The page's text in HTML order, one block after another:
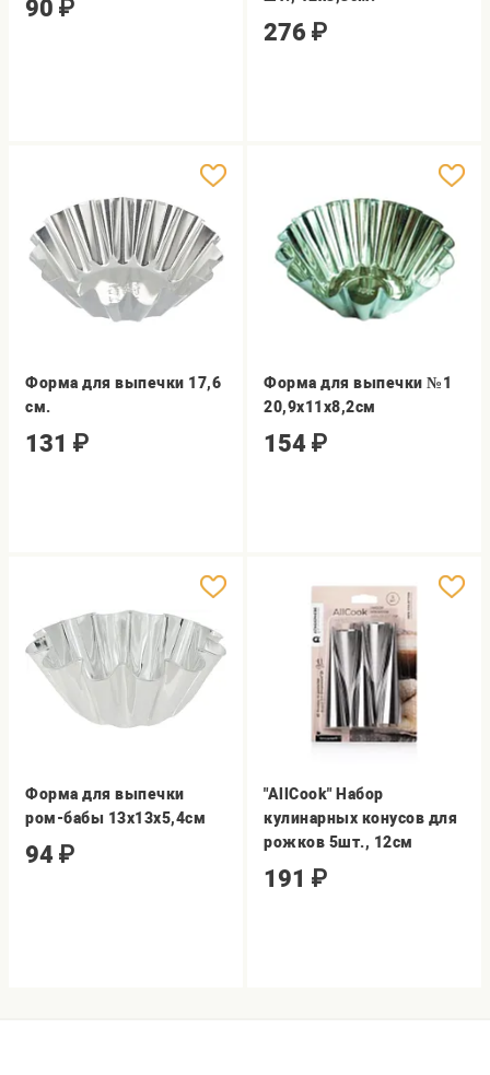
90 ₽
276 ₽
Форма для выпечки 17,6
см.
131 ₽
Форма для выпечки №1
20,9х11х8,2см
154 ₽
Форма для выпечки
ром-бабы 13х13х5,4см
94 ₽
"AllCook" Набор
кулинарных конусов для
рожков 5шт., 12см
191 ₽